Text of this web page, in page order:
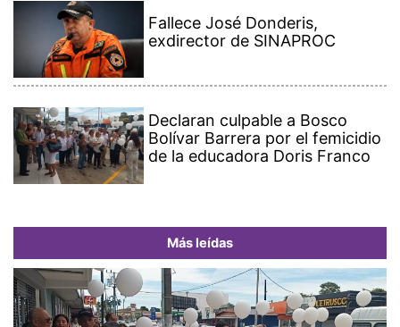
Fallece José Donderis,
exdirector de SINAPROC
Declaran culpable a Bosco
Bolívar Barrera por el femicidio
de la educadora Doris Franco
Más leídas